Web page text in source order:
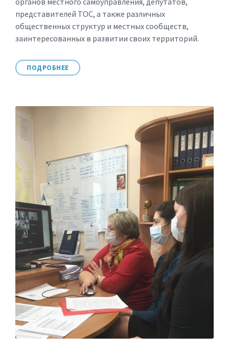
представителей ТОС, а также различных
общественных структур и местных сообществ,
заинтересованных в развитии своих территорий.
ПОДРОБНЕЕ